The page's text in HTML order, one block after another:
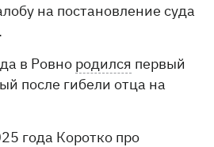
на постановление суда
в Ровно родился первый
после гибели отца на
года Коротко про